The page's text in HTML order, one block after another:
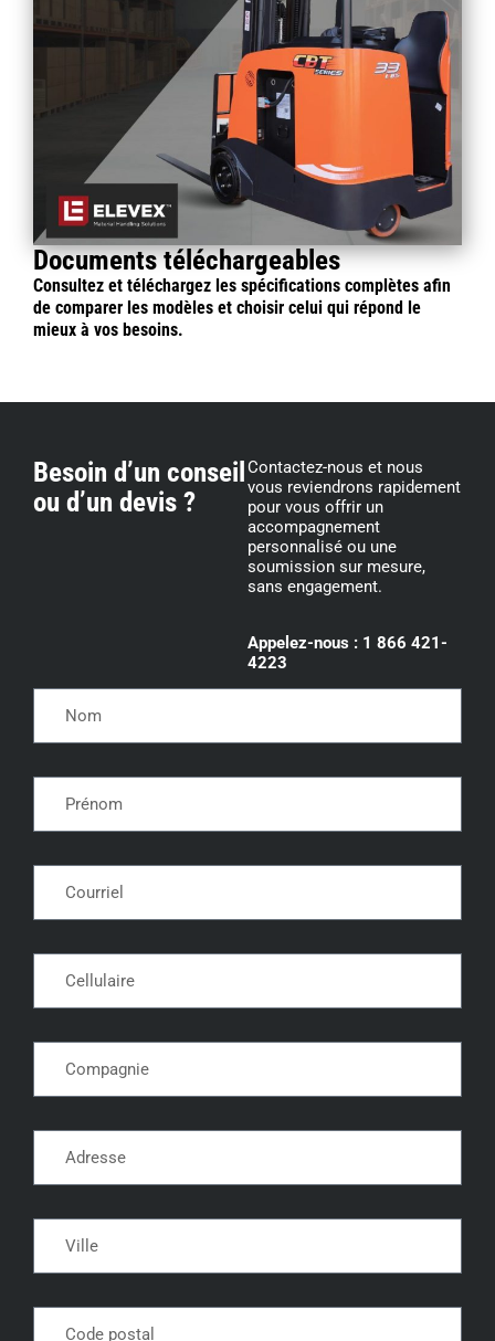
Documents téléchargeables
Consultez et téléchargez les spécifications complètes afin
de comparer les modèles et choisir celui qui répond le
mieux à vos besoins.
Besoin d’un conseil
ou d’un devis ?
Contactez-nous et nous
vous reviendrons rapidement
pour vous offrir un
accompagnement
personnalisé ou une
soumission sur mesure,
sans engagement.
Appelez-nous : 1 866 421-
4223